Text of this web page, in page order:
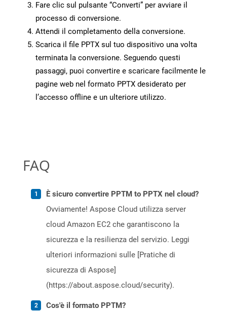
Fare clic sul pulsante “Converti” per avviare il
processo di conversione.
Attendi il completamento della conversione.
Scarica il file PPTX sul tuo dispositivo una volta
terminata la conversione. Seguendo questi
passaggi, puoi convertire e scaricare facilmente le
pagine web nel formato PPTX desiderato per
l’accesso offline e un ulteriore utilizzo.
FAQ
È sicuro convertire PPTM to PPTX nel cloud?
Ovviamente! Aspose Cloud utilizza server
cloud Amazon EC2 che garantiscono la
sicurezza e la resilienza del servizio. Leggi
ulteriori informazioni sulle [Pratiche di
sicurezza di Aspose]
(https://about.aspose.cloud/security).
Cos'è il formato PPTM?